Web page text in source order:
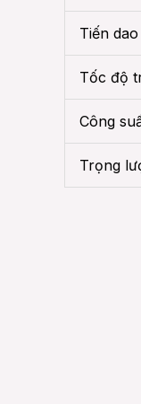
Tiến
Tốc độ
Công
Trọng